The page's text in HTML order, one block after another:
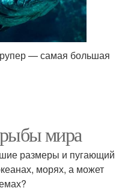
— самая большая
мира
размеры и пугающий
морях, а может